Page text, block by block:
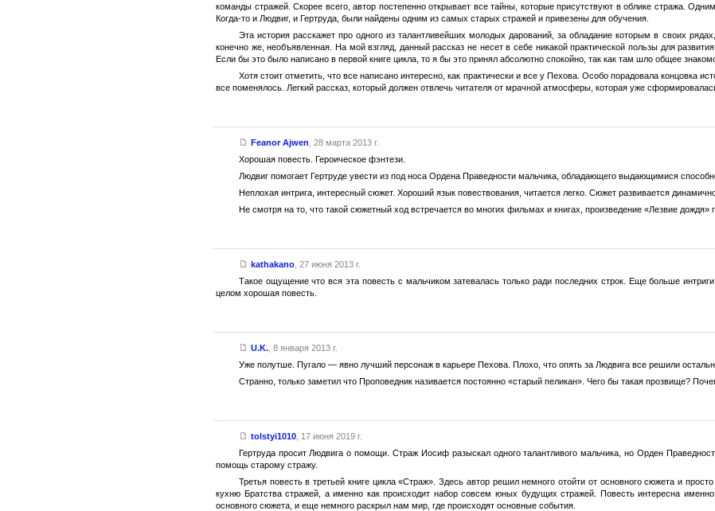
команды стражей. Скорее всего, автор постепенно открывает все тайны, которые присутствуют в облике стража.
Когда-то и Людвиг, и Гертруда, были найдены одним из самых старых стражей и привезены для обучения.
Эта история расскажет про одного из талантливейших молодых дарований, за обладание которым в своих
конечно же, необъявленная. На мой взгляд, данный рассказ не несет в себе никакой практической пользы для
Если бы это было написано в первой книге цикла, то я бы это принял абсолютно спокойно, так как там шло общее
Хотя стоит отметить, что все написано интересно, как практически и все у Пехова. Особо порадовала концовка
все поменялось. Легкий рассказ, который должен отвлечь читателя от мрачной атмосферы, которая уже
Feanor Ajwen 28 марта 2013 г.
Хорошая повесть. Героическое фэнтези.
Людвиг помогает Гертруде увести из под носа Ордена Праведности мальчика, обладающего выдающимися
Неплохая интрига, интересный сюжет. Хороший язык повествования, читается легко. Сюжет развивается
Не смотря на то, что такой сюжетный ход встречается во многих фильмах и книгах, произведение «Лезвие
kathakano, 27 июня 2013 г.
Такое ощущение что вся эта повесть с мальчиком затевалась только ради последних строк. Еще больше
целом хорошая повесть.
U.K., 8 января 2013 г.
Уже полутше. Пугало — явно лучший персонаж в карьере Пехова. Плохо, что опять за Людвига все решили
Странно, только заметил что Проповедник називается постоянно «старый пеликан». Чего бы такая прозвище?
tolstyi1010, 17 июня 2019 г.
Гертруда просит Людвига о помощи. Страж Иосиф разыскал одного талантливого мальчика, но Орден
помощь старому стражу.
Третья повесть в третьей книге цикла «Страж». Здесь автор решил немного отойти от основного сюжета и
кухню Братства стражей, а именно как происходит набор совсем юных будущих стражей. Повесть интересна
основного сюжета, и еще немного раскрыл нам мир, где происходят основные события.